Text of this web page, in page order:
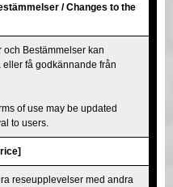
/ Changes to the
Bestämmelser kan
få godkännande från
of use may be updated
to users.
reseupplevelser med andra